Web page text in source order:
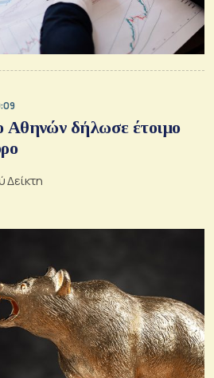
Αθηνών δήλωσε έτοιμο
Δείκτη